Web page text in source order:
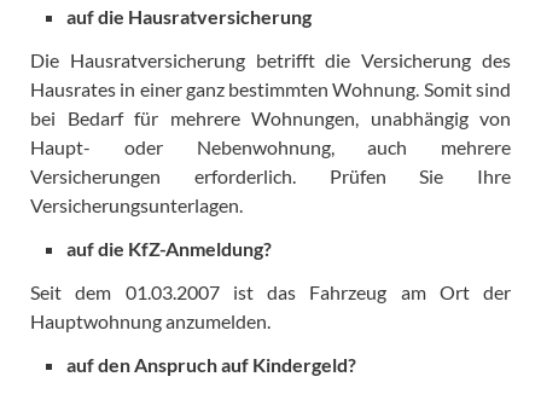
auf die Hausratversicherung
Die Hausratversicherung betrifft die Versicherung des
Hausrates in einer ganz bestimmten Wohnung. Somit sind
bei Bedarf für mehrere Wohnungen, unabhängig von
Haupt- oder Nebenwohnung, auch mehrere
Versicherungen erforderlich. Prüfen Sie Ihre
Versicherungsunterlagen.
auf die KfZ-Anmeldung?
Seit dem 01.03.2007 ist das Fahrzeug am Ort der
Hauptwohnung anzumelden.
auf den Anspruch auf Kindergeld?